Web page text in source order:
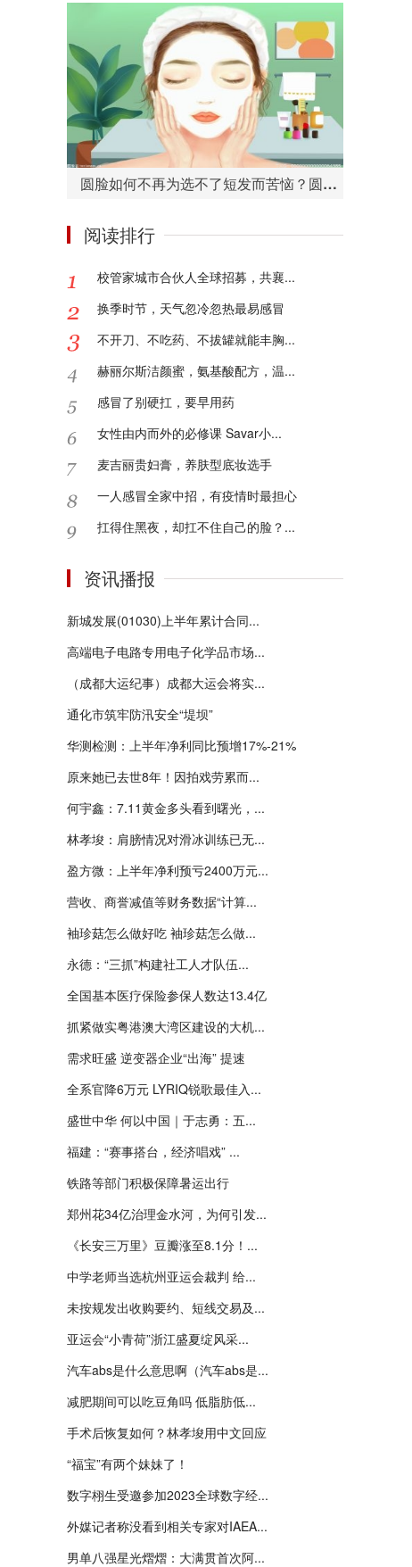
圆脸如何不再为选不了短发而苦恼？圆脸适合的短发造型有哪些？
阅读排行
校管家城市合伙人全球招募，共襄...
换季时节，天气忽冷忽热最易感冒
不开刀、不吃药、不拔罐就能丰胸...
赫丽尔斯洁颜蜜，氨基酸配方，温...
感冒了别硬扛，要早用药
女性由内而外的必修课 Savar小...
麦吉丽贵妇膏，养肤型底妆选手
一人感冒全家中招，有疫情时最担心
扛得住黑夜，却扛不住自己的脸？...
资讯播报
新城发展(01030)上半年累计合同...
高端电子电路专用电子化学品市场...
（成都大运纪事）成都大运会将实...
通化市筑牢防汛安全“堤坝”
华测检测：上半年净利同比预增17%-21%
原来她已去世8年！因拍戏劳累而...
何宇鑫：7.11黄金多头看到曙光，...
林孝埈：肩膀情况对滑冰训练已无...
盈方微：上半年净利预亏2400万元...
营收、商誉减值等财务数据“计算...
袖珍菇怎么做好吃 袖珍菇怎么做...
永德：“三抓”构建社工人才队伍...
全国基本医疗保险参保人数达13.4亿
抓紧做实粤港澳大湾区建设的大机...
需求旺盛 逆变器企业“出海” 提速
全系官降6万元 LYRIQ锐歌最佳入...
盛世中华 何以中国｜于志勇：五...
福建：“赛事搭台，经济唱戏” ...
铁路等部门积极保障暑运出行
郑州花34亿治理金水河，为何引发...
《长安三万里》豆瓣涨至8.1分！...
中学老师当选杭州亚运会裁判 给...
未按规发出收购要约、短线交易及...
亚运会“小青荷”浙江盛夏绽风采...
汽车abs是什么意思啊（汽车abs是...
减肥期间可以吃豆角吗 低脂肪低...
手术后恢复如何？林孝埈用中文回应
“福宝”有两个妹妹了！
数字栩生受邀参加2023全球数字经...
外媒记者称没看到相关专家对IAEA...
男单八强星光熠熠：大满贯首次阿...